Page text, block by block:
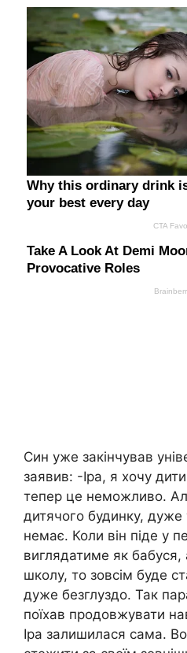
Син уже закінчував
заявив: -Іра, я хочу
тепер це неможливо.
дитячого будинку,
немає. Коли він піде у
виглядатиме як бабуся,
школу, то зовсім буде
дуже безглуздо. Так
поїхав продовжувати
Іра залишилася сама.